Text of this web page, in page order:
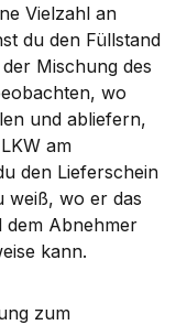
Vielzahl an
du den Füllstand
Mischung des
wo
und abliefern,
am
den Lieferschein
weiß, wo er das
Abnehmer
kann.
zum